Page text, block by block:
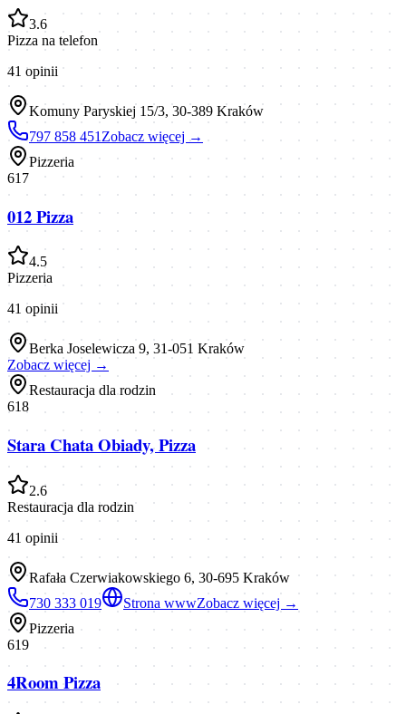
3.6
Pizza na telefon
41 opinii
Komuny Paryskiej 15/3, 30-389 Kraków
797 858 451Zobacz więcej →
Pizzeria
617
012 Pizza
4.5
Pizzeria
41 opinii
Berka Joselewicza 9, 31-051 Kraków
Zobacz więcej →
Restauracja dla rodzin
618
Stara Chata Obiady, Pizza
2.6
Restauracja dla rodzin
41 opinii
Rafała Czerwiakowskiego 6, 30-695 Kraków
730 333 019
Strona wwwZobacz więcej →
Pizzeria
619
4Room Pizza